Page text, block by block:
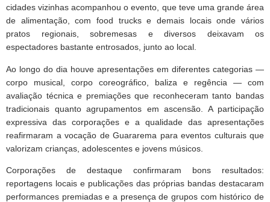
cidades vizinhas acompanhou o evento, que teve uma grande área
de alimentação, com food trucks e demais locais onde vários
pratos regionais, sobremesas e diversos deixavam os
espectadores bastante entrosados, junto ao local.
Ao longo do dia houve apresentações em diferentes categorias —
corpo musical, corpo coreográfico, baliza e regência — com
avaliação técnica e premiações que reconheceram tanto bandas
tradicionais quanto agrupamentos em ascensão. A participação
expressiva das corporações e a qualidade das apresentações
reafirmaram a vocação de Guararema para eventos culturais que
valorizam crianças, adolescentes e jovens músicos.
Corporações de destaque confirmaram bons resultados:
reportagens locais e publicações das próprias bandas destacaram
performances premiadas e a presença de grupos com histórico de